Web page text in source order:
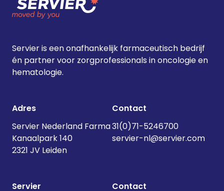
Servier is een onafhankelijk farmaceutisch bedrijf
én partner voor zorgprofessionals in oncologie en
hematologie.
Adres
Servier Nederland Farma
Kanaalpark 140
2321 JV Leiden
Contact
31(0)71-5246700
servier-nl@servier.com
Servier
Contact